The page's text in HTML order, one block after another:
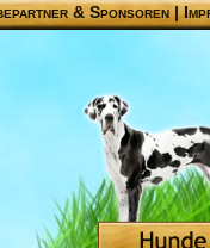
& Sponsoren|